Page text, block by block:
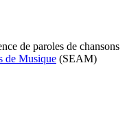
de paroles de chansons
de Musique (SEAM)